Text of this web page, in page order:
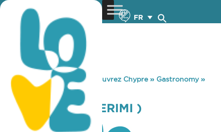
FR
You are here: Home »Découvrez Chypre» Gastronomy»
TO OUZERAKI ( ERIMI )
TO OUZERAKI ( ERIMI )